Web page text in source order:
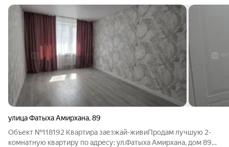
улица Фатыха Амирхана,89
Объект №118192 Квартира заезжай-живиПродам лучшую 2-
комнатную квартиру по адресу: ул.Фатыха Амирхана, дом 89